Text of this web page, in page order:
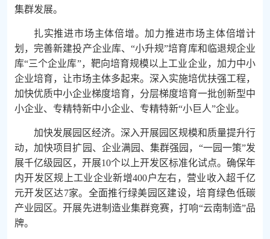
集群发展。
扎实推进市场主体倍增。加力推进市场主体倍增计
划，完善新建投产企业库、“小升规”培育库和临退规企业
库“三个企业库”，靶向培育规模以上工业企业，加力中小
企业培育，让市场主体多起来。深入实施培优扶强工程，
加快优质中小企业梯度培育，分层梯度培育一批创新型中
小企业、专精特新中小企业、专精特新“小巨人”企业。
加快发展园区经济。深入开展园区规模和质量提升行
动，加快项目扩园、企业满园、集群强园，“一园一策”发
展千亿级园区，开展10个以上开发区标准化试点。确保年
内开发区规上工业企业新增400户左右，营业收入超千亿
元开发区达7家。全面推行绿美园区建设，培育绿色低碳
产业园区。开展先进制造业集群竞赛，打响“云南制造”品
牌。